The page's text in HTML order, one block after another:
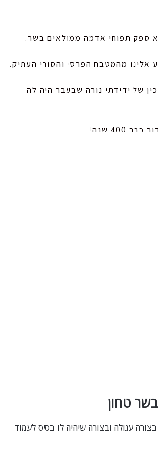
ספק תפוחי אדמה ממולאים בשר.
אלינו מהמטבח הפרסי והסורי העתיק.
של ידידתי נורה שבעבר היה לה
שנה!
טחון
עגולה ובצורה שיהיה לו בסיס לעמוד